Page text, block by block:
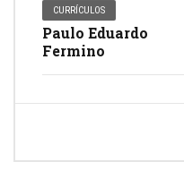
CURRÍCULOS
Paulo Eduardo
Fermino